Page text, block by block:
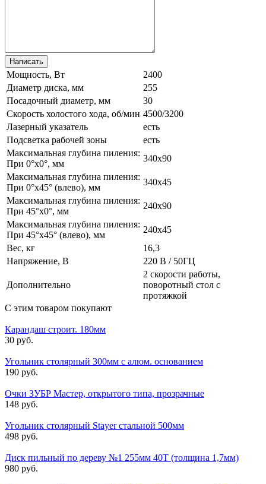
Мощность, Вт
2400
Диаметр диска, мм
255
Посадочный диаметр, мм
30
Скорость холостого хода, об/мин 4500/3200
Лазерный указатель
есть
Подсветка рабочей зоны
есть
Максимальная глубина пиления:
При 0°x0°, мм
340х90
Максимальная глубина пиления:
При 0°x45° (влево), мм
340х45
Максимальная глубина пиления:
При 45°x0°, мм
240х90
Максимальная глубина пиления:
При 45°x45° (влево), мм
240х45
Вес, кг
16,3
Напряжение, В
220 В / 50ГЦ
Дополнительно
2 скорости работы,
поворотный стол с
протяжкой
С этим товаром покупают
Карандаш строит. 180мм
30 руб.
Угольник столярный 300мм с алюм. основанием
190 руб.
Очки ЗУБР Мастер, открытого типа, прозрачные
148 руб.
Угольник столярный Stayer стальной 500мм
498 руб.
Диск пильный по дереву №1 255мм 40T (толщина 1,7мм)
980 руб.